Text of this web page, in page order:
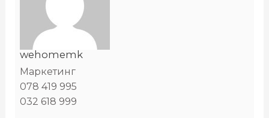
wehomemk
Маркетинг
078 419 995
032 618 999